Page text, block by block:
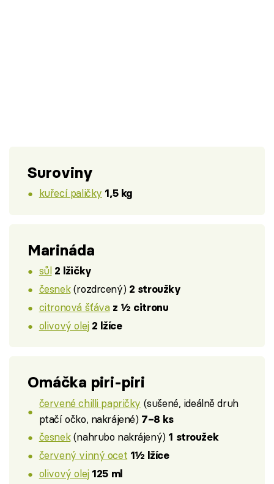
Suroviny
kuřecí paličky 1,5 kg
Marináda
sůl 2 lžičky
česnek(rozdrcený) 2 stroužky
citronová šťáva z ½ citronu
olivový olej 2 lžíce
Omáčka piri-piri
červené chilli papričky (sušené, ideálně druh
ptačí očko, nakrájené) 7–8 ks
česnek(nahrubo nakrájený) 1 stroužek
červený vinný ocet 1½ lžíce
olivový olej 125 ml